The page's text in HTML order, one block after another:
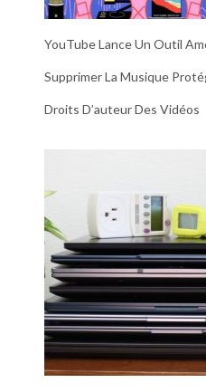
YouTube Lance Un Outil
Supprimer La Musique
Droits D’auteur Des Vidéos